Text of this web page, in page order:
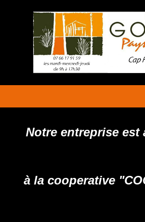
Notre entreprise est
à la cooperative